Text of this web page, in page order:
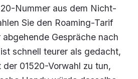
Nummer aus dem Nicht-
Sie den Roaming-Tarif
Gespräche nach
schnell teurer als gedacht,
01520-Vorwahl zu tun,